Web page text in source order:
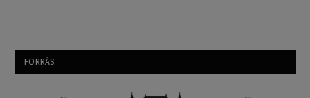
FORRÁS